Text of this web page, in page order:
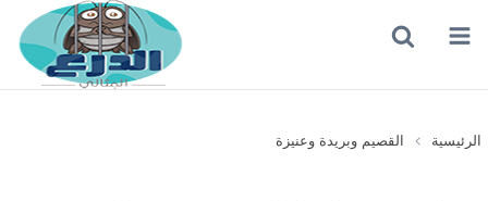
القائمة
الرئيسية القصيم وبريدة وعنيزة